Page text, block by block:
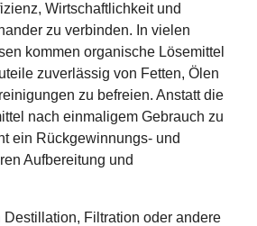
Wirtschaftlichkeit und
zu verbinden. In vielen
kommen organische Lösemittel
zuverlässig von Fetten, Ölen
zu befreien. Anstatt die
nach einmaligem Gebrauch zu
ein Rückgewinnungs- und
Aufbereitung und
Destillation, Filtration oder andere